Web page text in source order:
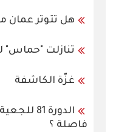
هل تتوتر عمان
تنازلت "حماس"
غزّة الكاشفة
الدورة
فاصلة ؟